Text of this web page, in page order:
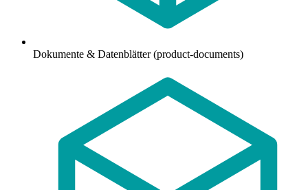
Dokumente & Datenblätter (product-documents)